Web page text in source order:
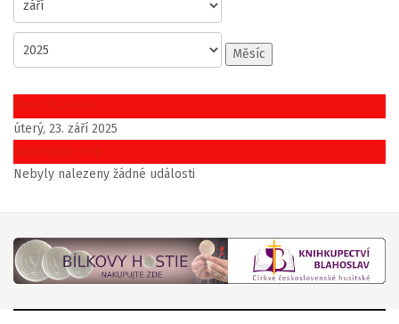
Měsíc
Předchozí den
úterý, 23. září 2025
Následující den
Nebyly nalezeny žádné události